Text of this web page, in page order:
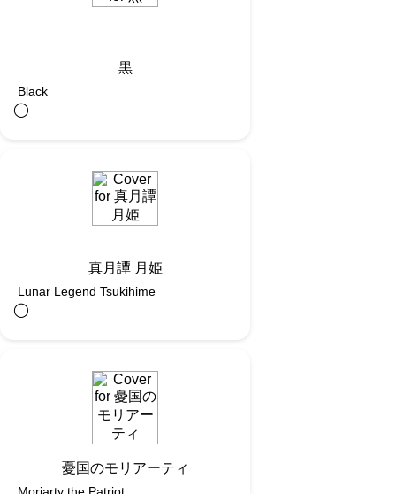
黒
Black
◯︎
真月譚 月姫
Lunar Legend Tsukihime
◯︎
憂国のモリアーティ